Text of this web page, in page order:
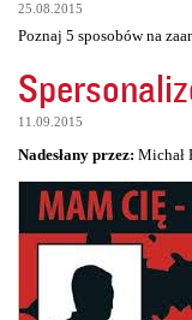
25.08.2015
Poznaj 5 sposobów na
11.09.2015
Nadesłany przez: Michał